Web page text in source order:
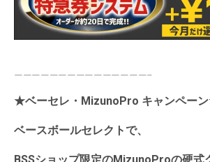
———————————————–
★ベーセレ・MizunoPro キャンペー
ベースボールセレクトで、